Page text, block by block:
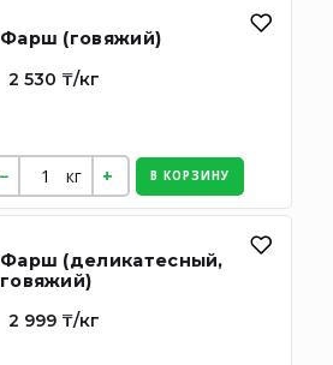
Фарш (говяжий)
2 530 ₸/кг
кг В КОРЗИНУ
Фарш (деликатесный,
говяжий)
2 999 ₸/кг